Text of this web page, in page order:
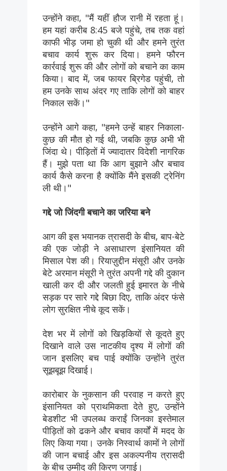
उन्होंने कहा, "मैं यहीं हौज रानी में रहता हूं।
हम यहां करीब 8:45 बजे पहुंचे, तब तक वहां
काफी भीड़ जमा हो चुकी थी और हमने तुरंत
बचाव कार्य शुरू कर दिया। हमने फौरन
कार्रवाई शुरू की और लोगों को बचाने का काम
किया। बाद में, जब फायर ब्रिगेड पहुंची, तो
हम उनके साथ अंदर गए ताकि लोगों को बाहर
निकाल सकें।"
उन्होंने आगे कहा, "हमने उन्हें बाहर निकाला-
कुछ की मौत हो गई थी, जबकि कुछ अभी भी
जिंदा थे। पीड़ितों में ज्यादातर विदेशी नागरिक
हैं। मुझे पता था कि आग बुझाने और बचाव
कार्य कैसे करना है क्योंकि मैंने इसकी ट्रेनिंग
ली थी।"
गद्दे जो जिंदगी बचाने का जरिया बने
आग की इस भयानक त्रासदी के बीच, बाप-बेटे
की एक जोड़ी ने असाधारण इंसानियत की
मिसाल पेश की। रियाज़ुद्दीन मंसूरी और उनके
बेटे अरमान मंसूरी ने तुरंत अपनी गद्दे की दुकान
खाली कर दी और जलती हुई इमारत के नीचे
सड़क पर सारे गद्दे बिछा दिए, ताकि अंदर फंसे
लोग सुरक्षित नीचे कूद सकें।
देश भर में लोगों को खिड़कियों से कूदते हुए
दिखाने वाले उस नाटकीय दृश्य में लोगों की
जान इसलिए बच पाई क्योंकि उन्होंने तुरंत
सूझबूझ दिखाई।
कारोबार के नुकसान की परवाह न करते हुए
इंसानियत को प्राथमिकता देते हुए, उन्होंने
बेडशीट भी उपलब्ध कराईं जिनका इस्तेमाल
पीड़ितों को ढकने और बचाव कार्यों में मदद के
लिए किया गया। उनके निस्वार्थ कामों ने लोगों
की जान बचाई और इस अकल्पनीय त्रासदी
के बीच उम्मीद की किरण जगाई।